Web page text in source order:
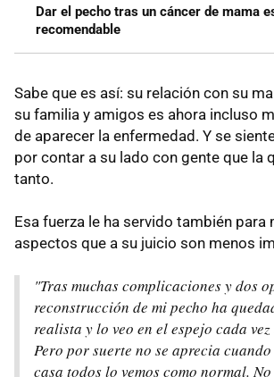
Dar el pecho tras un cáncer de mama
recomendable
Sabe que es así: su relación con su
su familia y amigos es ahora incluso
de aparecer la enfermedad. Y se
por contar a su lado con gente que la
tanto.
Esa fuerza le ha servido también para
aspectos que a su juicio son menos
"Tras muchas complicaciones y dos
reconstrucción de mi pecho ha
realista y lo veo en el espejo cada
Pero por suerte no se aprecia
casa todos lo vemos como normal.